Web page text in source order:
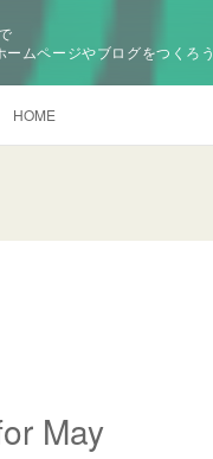
ームページやブログをつくろう
HOME
May